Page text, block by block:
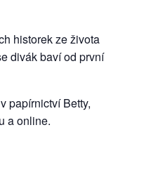
historek ze života
divák baví od první
papírnictví Betty,
a online.